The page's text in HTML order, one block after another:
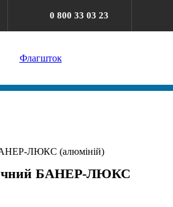
0 800 33 03 23
ЛЮКС (алюміній)
БАНЕР-ЛЮКС